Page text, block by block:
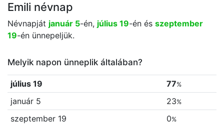
Emili névnap
Névnapját január 5-én, július 19-én és szeptember
19-én ünnepeljük.
Melyik napon ünneplik általában?
július 19 77%
január 5 23%
szeptember 19 0%